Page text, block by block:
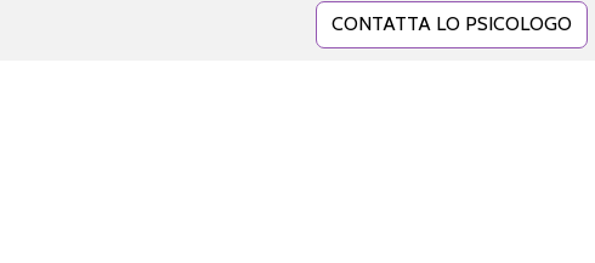
CONTATTA LO PSICOLOGO